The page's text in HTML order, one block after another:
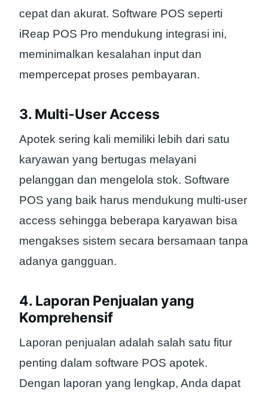
cepat dan akurat. Software POS seperti
iReap POS Pro mendukung integrasi ini,
meminimalkan kesalahan input dan
mempercepat proses pembayaran.
3. Multi-User Access
Apotek sering kali memiliki lebih dari satu
karyawan yang bertugas melayani
pelanggan dan mengelola stok. Software
POS yang baik harus mendukung multi-user
access sehingga beberapa karyawan bisa
mengakses sistem secara bersamaan tanpa
adanya gangguan.
4. Laporan Penjualan yang
Komprehensif
Laporan penjualan adalah salah satu fitur
penting dalam software POS apotek.
Dengan laporan yang lengkap, Anda dapat